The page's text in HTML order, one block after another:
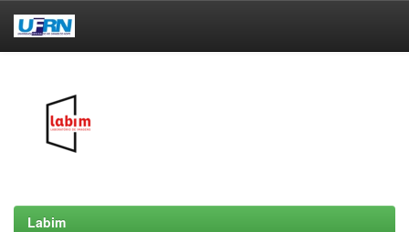
Labim